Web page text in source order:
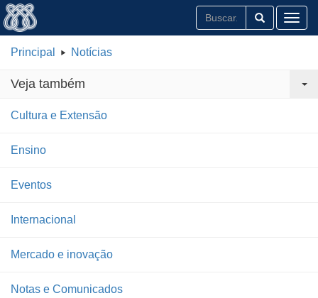
Principal Notícias
Veja também
Cultura e Extensão
Ensino
Eventos
Internacional
Mercado e inovação
Notas e Comunicados